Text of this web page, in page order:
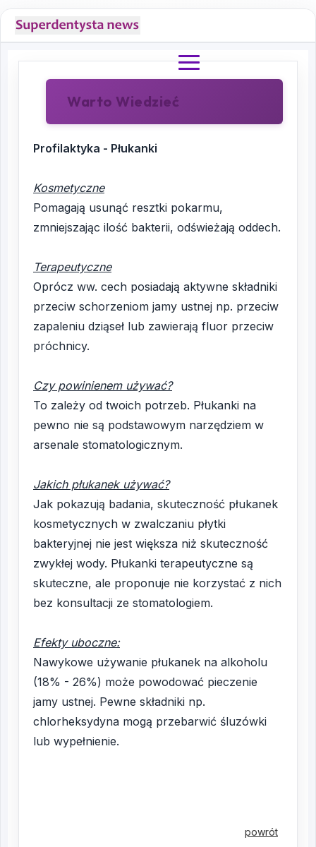
Warto Wiedzieć
Profilaktyka - Płukanki
Kosmetyczne
Pomagają usunąć resztki pokarmu,
zmniejszając ilość bakterii, odświeżają oddech.
Terapeutyczne
Oprócz ww. cech posiadają aktywne składniki
przeciw schorzeniom jamy ustnej np. przeciw
zapaleniu dziąseł lub zawierają fluor przeciw
próchnicy.
Czy powinienem używać?
To zależy od twoich potrzeb. Płukanki na
pewno nie są podstawowym narzędziem w
arsenale stomatologicznym.
Jakich płukanek używać?
Jak pokazują badania, skuteczność płukanek
kosmetycznych w zwalczaniu płytki
bakteryjnej nie jest większa niż skuteczność
zwykłej wody. Płukanki terapeutyczne są
skuteczne, ale proponuje nie korzystać z nich
bez konsultacji ze stomatologiem.
Efekty uboczne:
Nawykowe używanie płukanek na alkoholu
(18% - 26%) może powodować pieczenie
jamy ustnej. Pewne składniki np.
chlorheksydyna mogą przebarwić śluzówki
lub wypełnienie.
powrót